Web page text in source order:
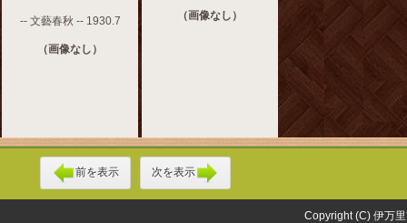
-- 文藝春秋 -- 1930.7
（画像なし）
（画像なし）
前を表示 次を表示
Copyright (C) 伊万